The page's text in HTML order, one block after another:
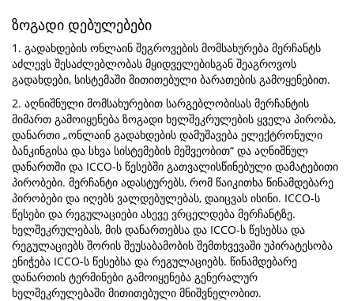
ზოგადი დებულებები
1. გადახდების ონლაინ შეგროვების მომსახურება მერჩანტს
აძლევს შესაძლებლობას მყიდველებისგან შეაგროვოს
გადახდები, სისტემაში მითითებული ბარათების გამოყენებით.
2. აღნიშნული მომსახურებით სარგებლობისას მერჩანტის
მიმართ გამოიყენება ზოგადი ხელშეკრულების ყველა პირობა,
დანართი „ონლაინ გადახდების დამუშავება ელექტრონული
ბანკინგისა და სხვა სისტემების მეშვეობით“ და აღნიშნულ
დანართში და ICCO-ს წესებში გათვალისწინებული დამატებითი
პირობები. მერჩანტი ადასტურებს, რომ წაიკითხა წინამდებარე
პირობები და იღებს ვალდებულებას, დაიცვას ისინი. ICCO-ს
წესები და რეგულაციები ასევე ვრცელდება მერჩანტზე.
ხელშეკრულებას, მის დანართებსა და ICCO-ს წესებსა და
რეგულაციებს შორის შეუსაბამობის შემთხვევაში უპირატესობა
ენიჭება ICCO-ს წესებსა და რეგულაციებს. წინამდებარე
დანართის ტერმინები გამოიყენება გენერალურ
ხელშეკრულებაში მითითებული მნიშვნელობით.